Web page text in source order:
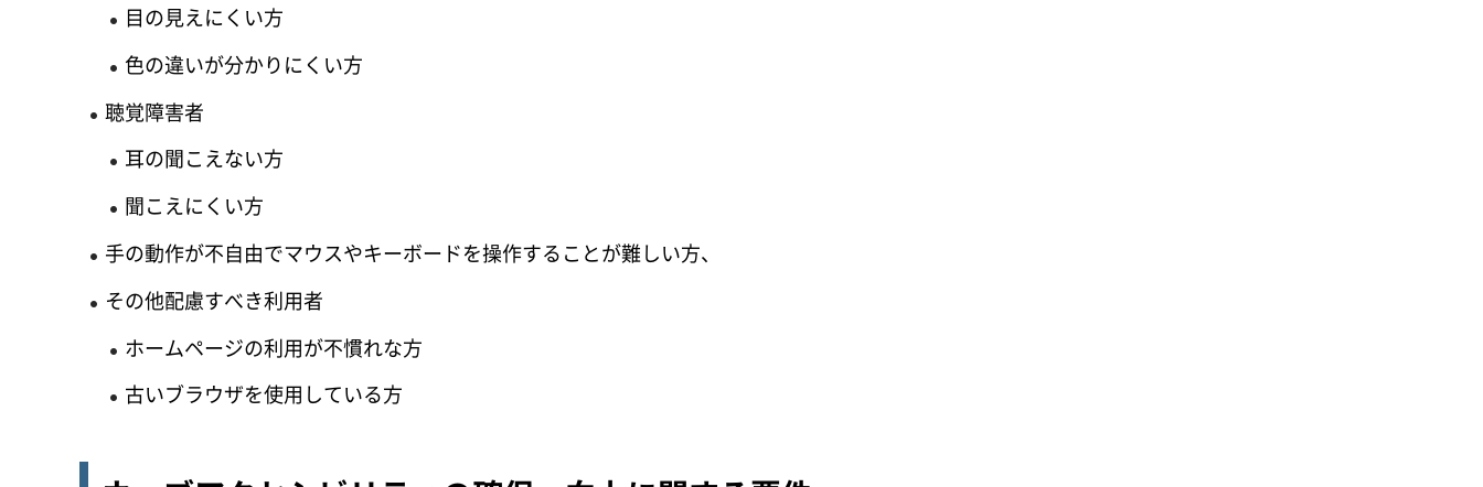
目の見えにくい方
色の違いが分かりにくい方
聴覚障害者
耳の聞こえない方
聞こえにくい方
手の動作が不自由でマウスやキーボードを操作することが難しい方、
その他配慮すべき利用者
ホームページの利用が不慣れな方
古いブラウザを使用している方